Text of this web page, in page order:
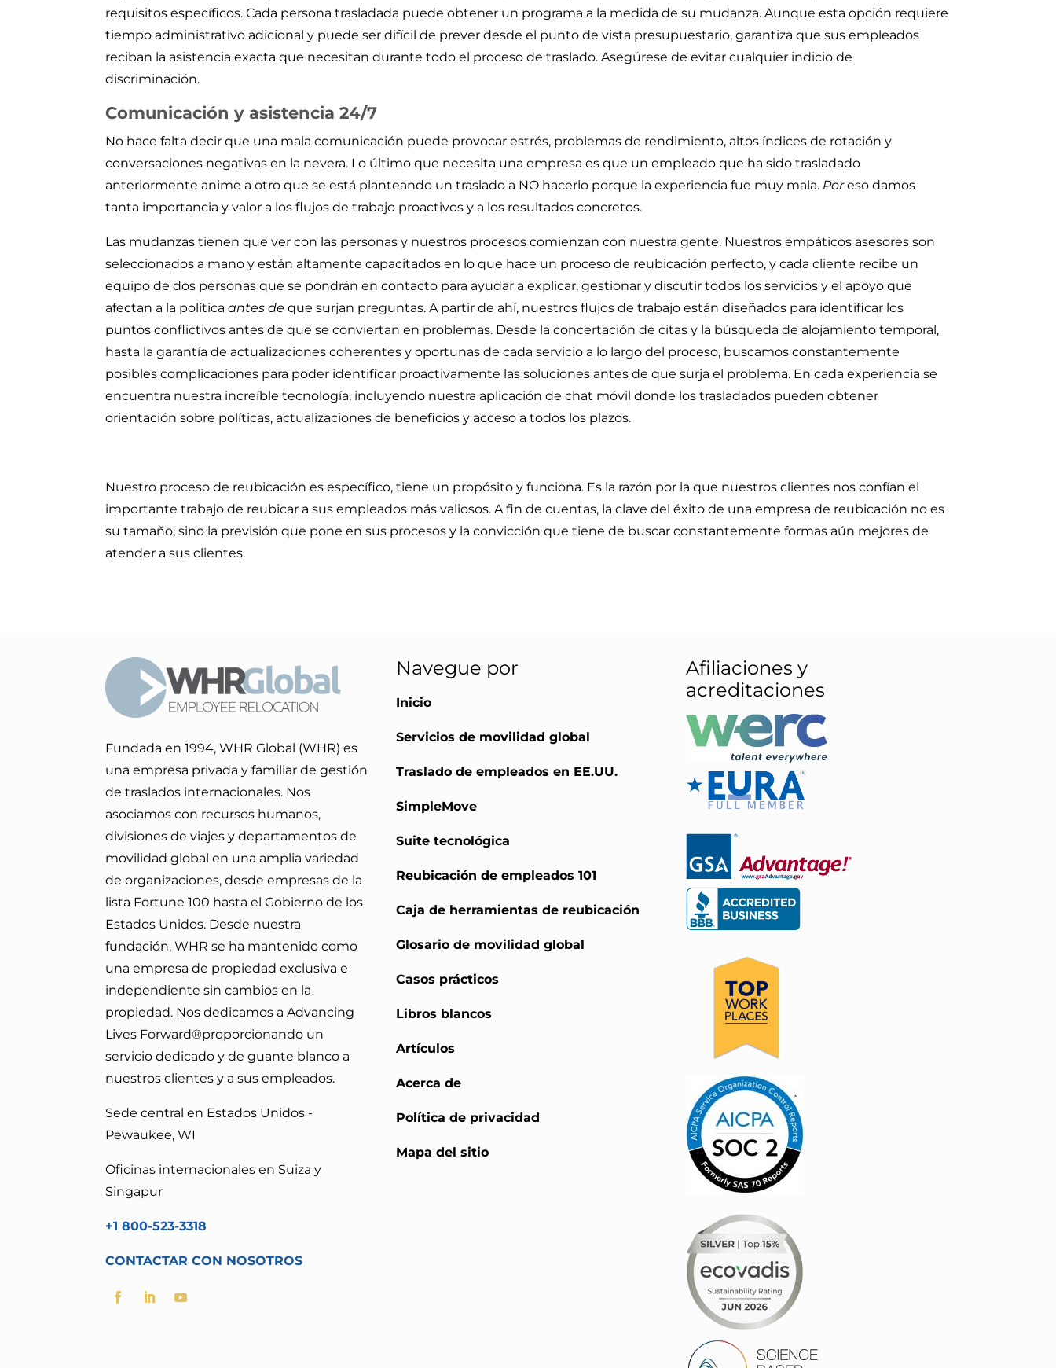
requisitos específicos. Cada persona trasladada puede obtener un programa a la medida de su mudanza. Aunque esta opción requiere
tiempo administrativo adicional y puede ser difícil de prever desde el punto de vista presupuestario, garantiza que sus empleados
reciban la asistencia exacta que necesitan durante todo el proceso de traslado. Asegúrese de evitar cualquier indicio de
discriminación.
Comunicación y asistencia 24/7
No hace falta decir que una mala comunicación puede provocar estrés, problemas de rendimiento, altos índices de rotación y
conversaciones negativas en la nevera. Lo último que necesita una empresa es que un empleado que ha sido trasladado
anteriormente anime a otro que se está planteando un traslado a NO hacerlo porque la experiencia fue muy mala. Poreso damos
tanta importancia y valor a los flujos de trabajo proactivos y a los resultados concretos.
Las mudanzas tienen que ver con las personas y nuestros procesos comienzan con nuestra gente. Nuestros empáticos asesores son
seleccionados a mano y están altamente capacitados en lo que hace un proceso de reubicación perfecto, y cada cliente recibe un
equipo de dos personas que se pondrán en contacto para ayudar a explicar, gestionar y discutir todos los servicios y el apoyo que
afectan a la políticaantes de que surjan preguntas. A partir de ahí, nuestros flujos de trabajo están diseñados para identificar los
puntos conflictivos antes de que se conviertan en problemas. Desde la concertación de citas y la búsqueda de alojamiento temporal,
hasta la garantía de actualizaciones coherentes y oportunas de cada servicio a lo largo del proceso, buscamos constantemente
posibles complicaciones para poder identificar proactivamente las soluciones antes de que surja el problema. En cada experiencia se
encuentra nuestra increíble tecnología, incluyendo nuestra aplicación de chat móvil donde los trasladados pueden obtener
orientación sobre políticas, actualizaciones de beneficios y acceso a todos los plazos.
Nuestro proceso de reubicación es específico, tiene un propósito y funciona. Es la razón por la que nuestros clientes nos confían el
importante trabajo de reubicar a sus empleados más valiosos. A fin de cuentas, la clave del éxito de una empresa de reubicación no es
su tamaño, sino la previsión que pone en sus procesos y la convicción que tiene de buscar constantemente formas aún mejores de
atender a sus clientes.
Fundada en 1994, WHR Global (WHR) es
una empresa privada y familiar de gestión
de traslados internacionales. Nos
asociamos con recursos humanos,
divisiones de viajes y departamentos de
movilidad global en una amplia variedad
de organizaciones, desde empresas de la
lista Fortune 100 hasta el Gobierno de los
Estados Unidos. Desde nuestra
fundación, WHR se ha mantenido como
una empresa de propiedad exclusiva e
independiente sin cambios en la
propiedad. Nos dedicamos a Advancing
Lives Forward®proporcionando un
servicio dedicado y de guante blanco a
nuestros clientes y a sus empleados.
Sede central en Estados Unidos -
Pewaukee, WI
Oficinas internacionales en Suiza y
Singapur
+1 800-523-3318
CONTACTAR CON NOSOTROS
Navegue por
Inicio
Servicios de movilidad global
Traslado de empleados en EE.UU.
SimpleMove
Suite tecnológica
Reubicación de empleados 101
Caja de herramientas de reubicación
Glosario de movilidad global
Casos prácticos
Libros blancos
Artículos
Acerca de
Política de privacidad
Mapa del sitio
Afiliaciones y
acreditaciones